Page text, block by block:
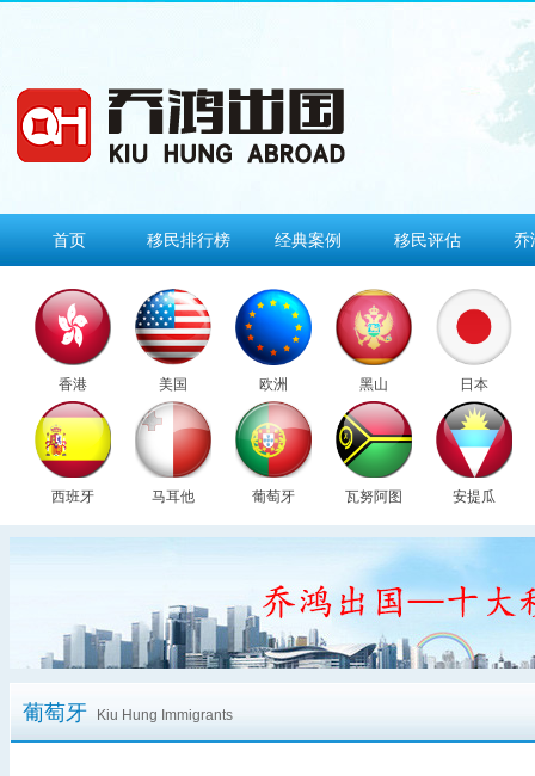
首页 移民排行榜 经典案例 移民评估 乔
香港 美国 欧洲 黑山 日本
西班牙 马耳他 葡萄牙 瓦努阿图 安提瓜
葡萄牙 Kiu Hung Immigrants